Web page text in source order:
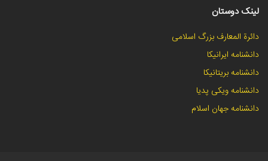
لینک دوستان
دائرة المعارف بزرگ اسلامی
دانشنامه ایرانیکا
دانشنامه بریتانیکا
دانشنامه ویکی پدیا
دانشنامه جهان اسلام